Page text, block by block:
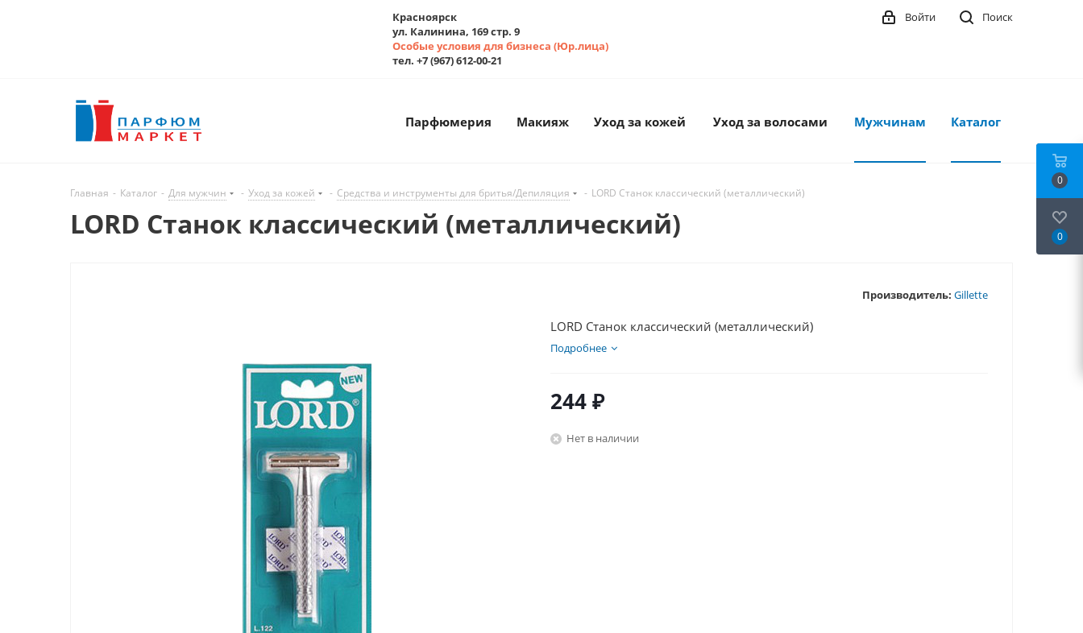
Красноярск
ул. Калинина, 169 стр. 9
Особые условия для бизнеса (Юр.лица)
тел. +7 (967) 612-00-21
Поиск
Войти
Парфюмерия Макияж Уход за кожей Уход за волосами Мужчинам Каталог
Главная - Каталог - Для мужчин - Уход за кожей - Средства и инструменты для бритья/Депиляция - LORD Станок классический (металлический)
LORD Станок классический (металлический)
Производитель: Gillette
LORD Станок классический (металлический)
Подробнее
244₽
Нет в наличии
0
0